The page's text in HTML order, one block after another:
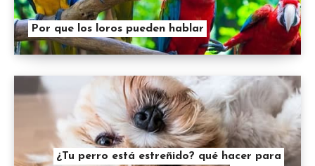
Por que los loros pueden hablar
¿Tu perro está estreñido? qué hacer para